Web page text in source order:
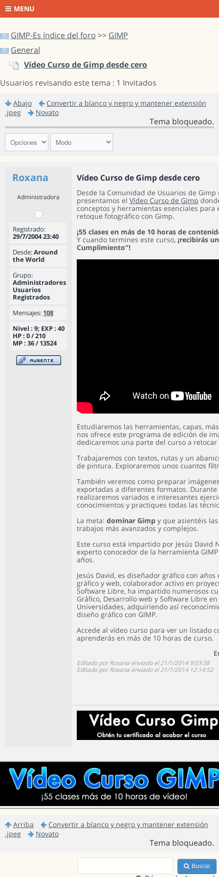
MENU
GIMP-Es índice del foro >> GIMP
General
Vídeo Curso de Gimp desde cero
Usuarios revisando este tema : 1 Invitados
Abajo
Convertir a blanco y negro y mantener extensión
.jpeg
Novato
Tema bloqueado.
Roxana Vídeo Curso de Gimp desde cero
Administradora
Registrado:
29/7/2004 23:40
Desde:Around
the World
Grupo:
Administradores
Usuarios
Registrados
Mensajes: 108
Nivel : 9; EXP : 40
HP : 0 / 210
MP : 36 / 13524
Desde la Comunidad de Usuarios de Gimp
presentamos el Vídeo Curso de Gimp
conceptos y herramientas esenciales para
retoque fotográfico con Gimp.
¡55 clases en más de 10 horas de
Y cuando termines este curso, ¡recibirás
Cumplimiento"!
Estudiaremos las herramientas, capas,
nos ofrece este programa de edición de
dedicaremos una parte del curso a
Trabajaremos con textos, rutas y un
de pintura. Exploraremos unos cuantos
También veremos como preparar
exportadas a diferentes formatos.
realizaremos variados e interesantes
conocimientos y practiques todas las
La meta: dominar Gimp y que asientéis
trabajos más avanzados y complejos.
Este curso está impartido por Jesús David
experto conocedor de la herramienta
años.
Jesús David, es diseñador gráfico con
gráfico y web, colaborador activo en
Software Libre, ha impartido numerosos
Gráfico, Desarrollo web y Software Libre
Universidades, adquiriendo así
diseño gráfico con GIMP.
Accede al vídeo curso para ver un listado
aprenderás en más de 10 horas de curso.
Editado por Roxana enviado el 21/1/2014 9:03:38
Editado por Roxana enviado el 21/1/2014 12:14:52
Arriba
Convertir a blanco y negro y mantener extensión
.jpeg
Novato
Tema bloqueado.
Buscar